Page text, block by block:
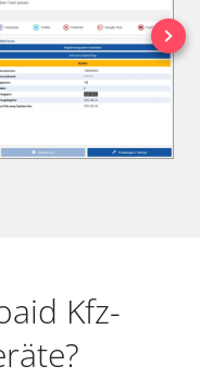
Kfz-